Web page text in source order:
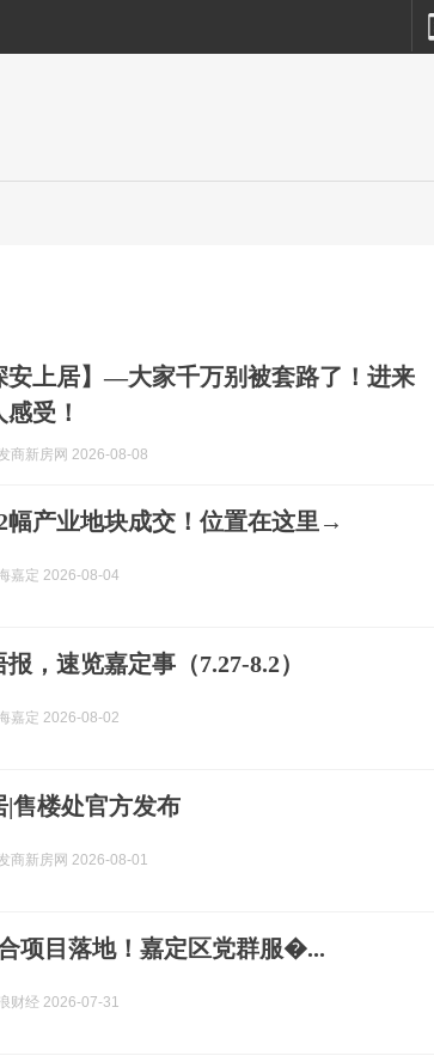
安上居】—大家千万别被套路了！进来
受！
商新房网 2026-08-08
幅产业地块成交！位置在这里→
海嘉定 2026-08-04
，速览嘉定事（7.27-8.2）
海嘉定 2026-08-02
|售楼处官方发布
商新房网 2026-08-01
项目落地！嘉定区党群服�...
财经 2026-07-31